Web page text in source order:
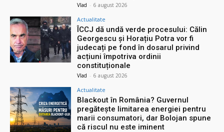
Vlad - 6 august 2026
Actualitate
ÎCCJ dă undă verde procesului: Călin
Georgescu și Horațiu Potra vor fi
judecați pe fond în dosarul privind
acțiuni împotriva ordinii
constituționale
Vlad - 6 august 2026
Actualitate
Blackout în România? Guvernul
pregătește limitarea energiei pentru
marii consumatori, dar Bolojan spune
că riscul nu este iminent